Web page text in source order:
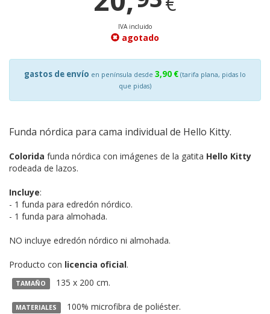
IVA incluido
agotado
gastos de envío en península desde 3,90 € (tarifa plana, pidas lo
que pidas)
Funda nórdica para cama individual de Hello Kitty.
Colorida funda nórdica con imágenes de la gatita Hello Kitty
rodeada de lazos.
Incluye:
- 1 funda para edredón nórdico.
- 1 funda para almohada.
NO incluye edredón nórdico ni almohada.
Producto con licencia oficial.
TAMAÑO 135 x 200 cm.
MATERIALES 100% microfibra de poliéster.